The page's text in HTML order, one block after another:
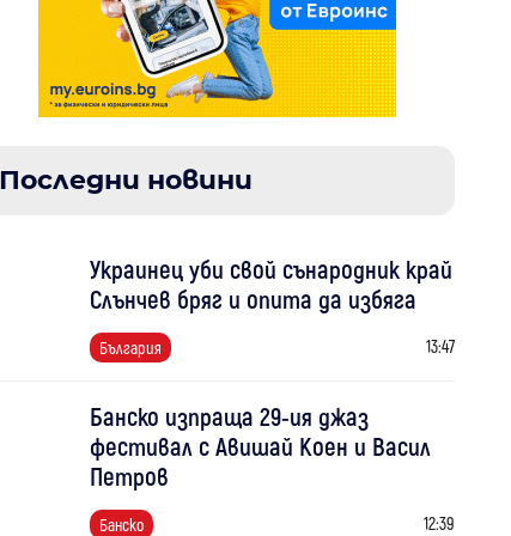
Последни новини
Украинец уби свой сънародник край
Слънчев бряг и опита да избяга
България 13:47
Банско изпраща 29-ия джаз
фестивал с Авишай Коен и Васил
Петров
Банско 12:39